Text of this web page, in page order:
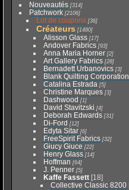
Nouveautés [314]
Patchwork [2106]
Lot de coupons [36]
Créateurs [1480]
Alisson Glass [17]
Andover Fabrics [93]
Anna Maria Horner [2]
Art Gallery Fabrics [28]
Bernadett Urbanovics [3]
Blank Quilting Corporation
Catalina Estrada [5]
Christine Marques [3]
Dashwood [1]
David Stavitzski [4]
Deborah Edwards [31]
Di-Ford [12]
Edyta Sitar [6]
FreeSpirit Fabrics [32]
Giucy Giuce [22]
Henry Glass [14]
Hoffman [64]
J. Penner [5]
Kaffe Fassett [18]
Collective Classic 8200